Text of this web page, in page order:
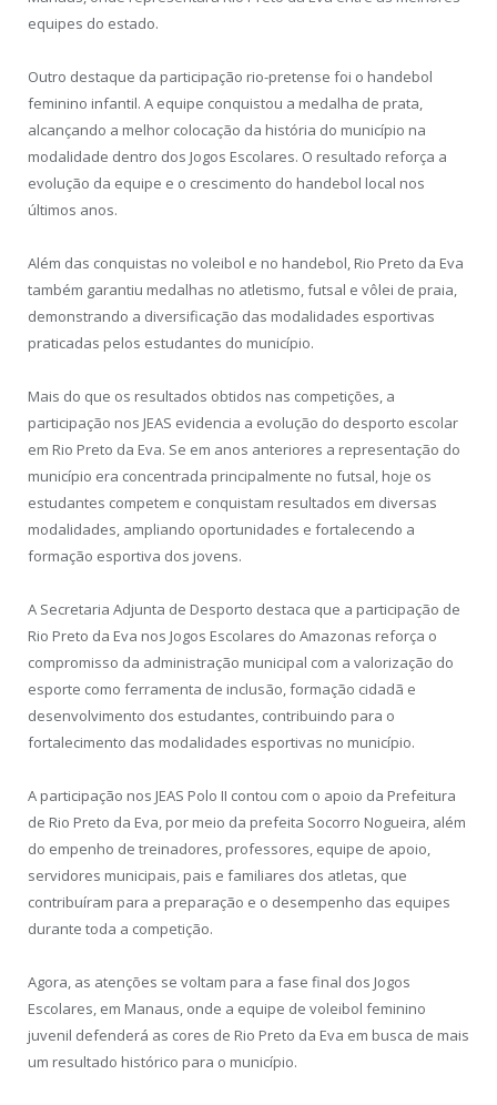
equipes do estado.
Outro destaque da participação rio-pretense foi o handebol
feminino infantil. A equipe conquistou a medalha de prata,
alcançando a melhor colocação da história do município na
modalidade dentro dos Jogos Escolares. O resultado reforça a
evolução da equipe e o crescimento do handebol local nos
últimos anos.
Além das conquistas no voleibol e no handebol, Rio Preto da Eva
também garantiu medalhas no atletismo, futsal e vôlei de praia,
demonstrando a diversificação das modalidades esportivas
praticadas pelos estudantes do município.
Mais do que os resultados obtidos nas competições, a
participação nos JEAS evidencia a evolução do desporto escolar
em Rio Preto da Eva. Se em anos anteriores a representação do
município era concentrada principalmente no futsal, hoje os
estudantes competem e conquistam resultados em diversas
modalidades, ampliando oportunidades e fortalecendo a
formação esportiva dos jovens.
A Secretaria Adjunta de Desporto destaca que a participação de
Rio Preto da Eva nos Jogos Escolares do Amazonas reforça o
compromisso da administração municipal com a valorização do
esporte como ferramenta de inclusão, formação cidadã e
desenvolvimento dos estudantes, contribuindo para o
fortalecimento das modalidades esportivas no município.
A participação nos JEAS Polo II contou com o apoio da Prefeitura
de Rio Preto da Eva, por meio da prefeita Socorro Nogueira, além
do empenho de treinadores, professores, equipe de apoio,
servidores municipais, pais e familiares dos atletas, que
contribuíram para a preparação e o desempenho das equipes
durante toda a competição.
Agora, as atenções se voltam para a fase final dos Jogos
Escolares, em Manaus, onde a equipe de voleibol feminino
juvenil defenderá as cores de Rio Preto da Eva em busca de mais
um resultado histórico para o município.